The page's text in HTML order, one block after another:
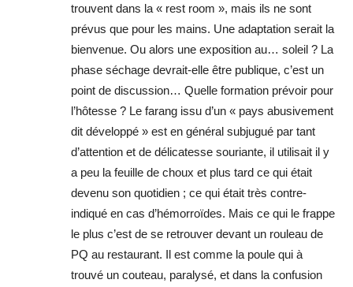
trouvent dans la « rest room », mais ils ne sont
prévus que pour les mains. Une adaptation serait la
bienvenue. Ou alors une exposition au… soleil ? La
phase séchage devrait-elle être publique, c’est un
point de discussion… Quelle formation prévoir pour
l’hôtesse ? Le farang issu d’un « pays abusivement
dit développé » est en général subjugué par tant
d’attention et de délicatesse souriante, il utilisait il y
a peu la feuille de choux et plus tard ce qui était
devenu son quotidien ; ce qui était très contre-
indiqué en cas d’hémorroïdes. Mais ce qui le frappe
le plus c’est de se retrouver devant un rouleau de
PQ au restaurant. Il est comme la poule qui à
trouvé un couteau, paralysé, et dans la confusion